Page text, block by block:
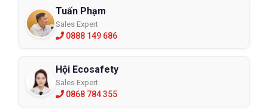
Tuấn Phạm
Sales Expert
0888 149 686
Hội Ecosafety
Sales Expert
0868 784 355